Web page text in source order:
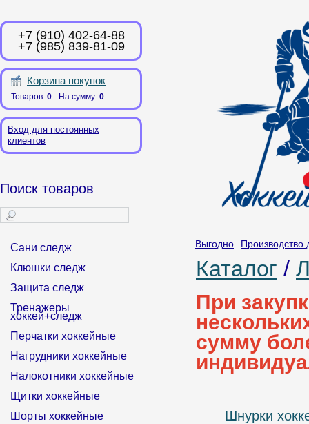
+7 (910) 402-64-88
+7 (985) 839-81-09
Корзина покупок
Товаров: 0 На сумму: 0
Вход для постоянных
клиентов
Выгодно Производство
Поиск товаров
Сани следж
Клюшки следж
Защита следж
Тренажеры
хоккей+следж
Перчатки хоккейные
Нагрудники хоккейные
Налокотники хоккейные
Щитки хоккейные
Шорты хоккейные
Каталог /
При
сумму
Шнурки